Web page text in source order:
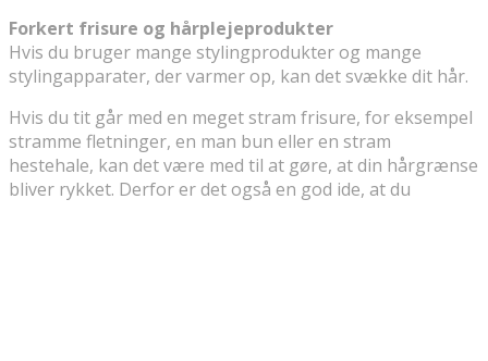
Forkert frisure og hårplejeprodukter
Hvis du bruger mange stylingprodukter og mange
stylingapparater, der varmer op, kan det svække dit hår.
Hvis du tit går med en meget stram frisure, for eksempel
stramme fletninger, en man bun eller en stram
hestehale, kan det være med til at gøre, at din hårgrænse
bliver rykket. Derfor er det også en god ide, at du